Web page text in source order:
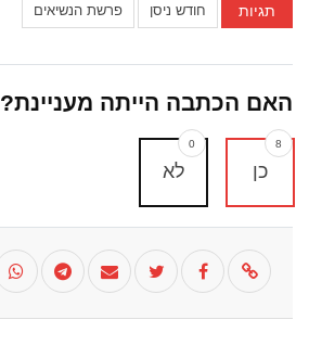
תגיות חודש ניסן פרשת הנשיאים
האם הכתבה הייתה מעניינת?
כן
8
לא
0